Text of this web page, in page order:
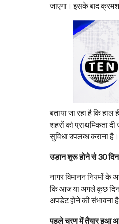
जाएगा। इसके बाद
बताया जा रहा है कि
शहरों को प्राथमिकता
सुविधा उपलब्ध कराना है।
उड़ान शुरू होने से 30
नागर विमानन नियमों के
कि आज या अगले कुछ
अपडेट होने की संभावना
पहले चरण में तैयार हुआ